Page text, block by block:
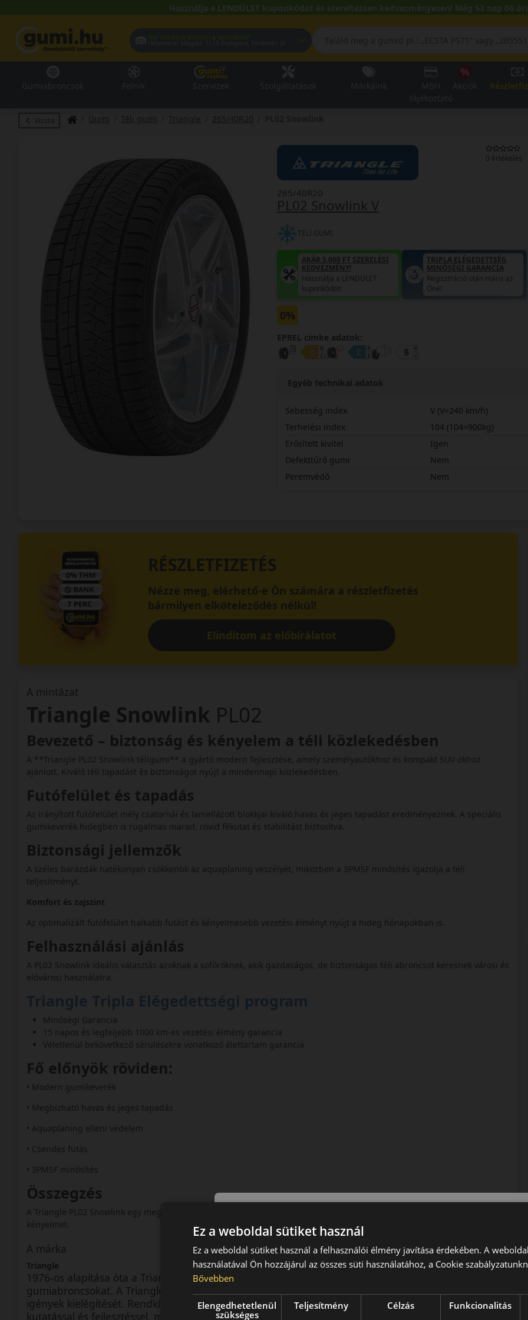
Használja a LENDÜLET kuponkódot és szereltessen kedvezményesen! Még 53 nap 06
Vissza Gumi Téli gumi Triangle 265/40R20
0 értékelés
PL02 Snowlink V
265/40R20
TÉLI GUMI
AKÁR 5.000 FT SZERELÉSI
KEDVEZMÉNY!
Használja a LENDÜLET
kuponkódot!
TRIPLA ELÉGEDETTSÉG
MINŐSÉGI GARANCIA
Regisztráció után máris az
Öné!
0%
EPREL cimke adatok:
Egyéb technikai adatok
Sebesség index
V (V=240 km/h)
Terhelési index
104 (104=900kg)
Erősített kivitel
Igen
Defekttűrő gumi
Nem
Peremvédő
Nem
RÉSZLETFIZETÉS
Nézze meg, elérhető-e Ön számára a részletfizetés
bármilyen elköteleződés nélkül!
Elindítom az előbírálatot
A mintázat
Triangle Snowlink PL02
Bevezető – biztonság és kényelem a téli közlekedésben
A **Triangle PL02 Snowlink téligumi** a gyártó modern fejlesztése, amely személyautókhoz és kompakt SUV-okhoz
ajánlott. Kiváló téli tapadást és biztonságot nyújt a mindennapi közlekedésben.
Futófelület és tapadás
Az irányított futófelület mély csatornái és lamellázott blokkjai kiváló havas és jeges tapadást eredményeznek. A speciális
gumikeverék hidegben is rugalmas marad, rövid fékutat és stabilitást biztosítva.
Biztonsági jellemzők
A széles barázdák hatékonyan csökkentik az aquaplaning veszélyét, miközben a 3PMSF minősítés igazolja a téli
teljesítményt.
Komfort és zajszint
Az optimalizált futófelület halkabb futást és kényelmesebb vezetési élményt nyújt a hideg hónapokban is.
Felhasználási ajánlás
A PL02 Snowlink ideális választás azoknak a sofőröknek, akik gazdaságos, de biztonságos téli abroncsot keresnek városi és
elővárosi használatra.
Minőségi Garancia
15 napos és legfeljebb 1000 km-es vezetési élmény garancia
Véletlenül bekövetkező sérülésekre vonatkozó élettartam garancia
Fő előnyök röviden:
• Modern gumikeverék
• Megbízható havas és jeges tapadás
• Aquaplaning elleni védelem
• Csendes futás
• 3PMSF minősítés
Összegzés
A Triangle PL02 Snowlink egy megbízható téli gumi, amely kiváló ár-érték arány mellett nyújtja a biztonságot és
kényelmet.
A márka
Triangle
1976-os alapítása óta a Triangle márka 40 éves múltra tekint vissza, számos alkalmazásra gyárt
gumiabroncsokat. A Triangle fennállása óta egyetlen célt tart szem előtt: mégpedig a globális vevői
igények kielégítését. Rendkívül fontosnak tartja a világpiac kiszolgálását folyamatos, korszerű
kutatással és fejlesztéssel, mely szervezetük gerince is. Hogy a K+F ekkora hangsúlyt kapott, annak
Ez a weboldal sütiket használ
Ez a weboldal sütiket használ a felhasználói élmény javítása érdekében. A
használatával Ön hozzájárul az összes süti használatához, a Cookie
Bővebben
Elengedhetetlenül
szükséges
Teljesítmény Célzás Funkcionalitás